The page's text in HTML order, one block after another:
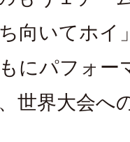
向いてホイ
にパフォー
世界大会へ